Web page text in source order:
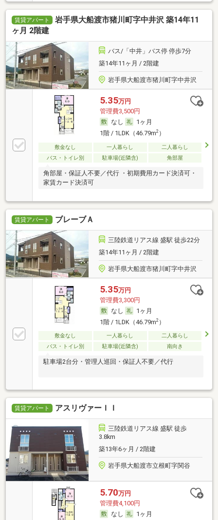
賃貸アパート
岩手県大船渡市猪川町字中井沢 築14年11
ヶ月 2階建
バス/「中井」バス停 停歩7分
築14年11ヶ月 / 2階建
岩手県大船渡市猪川町字中井沢
5.35万円
管理費3,500円
なし
1ヶ月
1階 / 1LDK（46.79m2）
敷金なし 一人暮らし
二人暮らし
バス・トイレ別
駐車場(近隣含) 角部屋
角部屋・保証人不要／代行 ・初期費用カード決済可・
家賃カード決済可
賃貸アパート ブレーブＡ
三陸鉄道リアス線 盛駅 徒歩22分
築14年11ヶ月 / 2階建
岩手県大船渡市猪川町字中井沢
5.35万円
管理費3,300円
なし
1ヶ月
1階 / 1LDK（46.79m2）
敷金なし 一人暮らし
二人暮らし
バス・トイレ別
駐車場(近隣含) 南向き
駐車場2台分・管理人巡回・保証人不要／代行
賃貸アパート アスリヴァーＩＩ
三陸鉄道リアス線 盛駅 徒歩
3.8km
築13年6ヶ月 / 2階建
岩手県大船渡市立根町字関谷
5.70万円
管理費4,100円
なし
1ヶ月